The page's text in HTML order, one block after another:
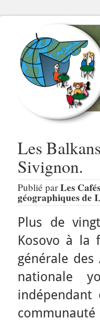
Les
Sivignon.
Publié parLes
géographiques de
Plus de
Kosovo à la
générale des
nationale